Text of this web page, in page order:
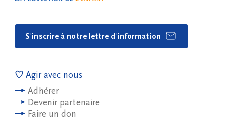
S'inscrire à notre lettre d'information
Agir avec nous
Adhérer
Devenir partenaire
Faire un don